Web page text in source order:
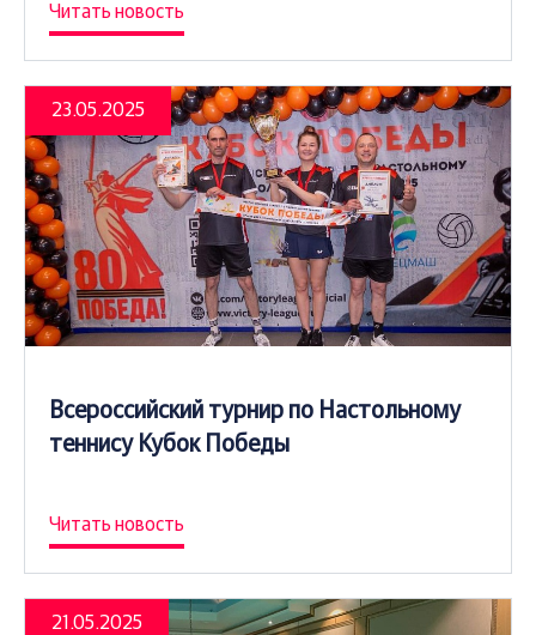
Читать новость
23.05.2025
Всероссийский турнир по Настольному
теннису Кубок Победы
Читать новость
21.05.2025